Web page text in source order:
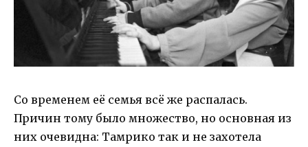
Со временем её семья всё же распалась.
Причин тому было множество, но основная из
них очевидна: Тамрико так и не захотела